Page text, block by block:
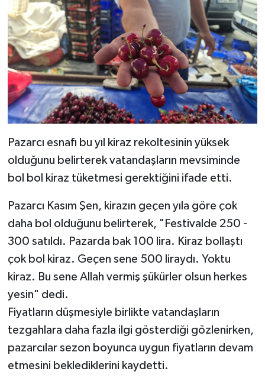
Pazarcı esnafı bu yıl kiraz rekoltesinin yüksek
olduğunu belirterek vatandaşların mevsiminde
bol bol kiraz tüketmesi gerektiğini ifade etti.
Pazarcı Kasım Şen, kirazın geçen yıla göre çok
daha bol olduğunu belirterek, "Festivalde 250 -
300 satıldı. Pazarda bak 100 lira. Kiraz bollaştı
çok bol kiraz. Geçen sene 500 liraydı. Yoktu
kiraz. Bu sene Allah vermiş şükürler olsun herkes
yesin" dedi.
Fiyatların düşmesiyle birlikte vatandaşların
tezgahlara daha fazla ilgi gösterdiği gözlenirken,
pazarcılar sezon boyunca uygun fiyatların devam
etmesini beklediklerini kaydetti.